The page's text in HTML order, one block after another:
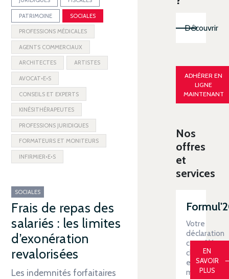
PATRIMOINE SOCIALES
PROFESSIONS MÉDICALES
AGENTS COMMERCIAUX
ARCHITECTES ARTISTES
AVOCAT•E•S
CONSEILS ET EXPERTS
KINÉSITHÉRAPEUTES
PROFESSIONS JURIDIQUES
FORMATEURS ET MONITEURS
INFIRMIER•E•S
SOCIALES
Frais de repas des
salariés : les limites
d’exonération
revalorisées
Les indemnités forfaitaires
Découvrir
ADHÉRER EN
LIGNE
MAINTENANT
Nos
offres
et
services
Votre
déclaration
contrôlée
clé
en
main
EN
SAVOIR
PLUS